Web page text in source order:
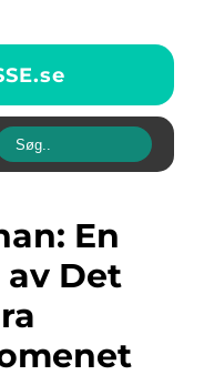
se
Det